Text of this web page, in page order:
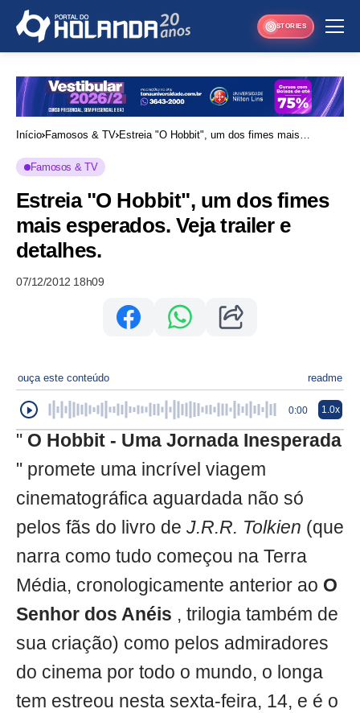
STORIES
Início Famosos & TV Estreia "O Hobbit", um dos fimes mais
Famosos & TV
Estreia "O Hobbit", um dos fimes
mais esperados. Veja trailer e
detalhes.
07/12/2012 18h09
ouça este conteúdo readme
0:00 1.0x
" O Hobbit - Uma Jornada Inesperada
" promete uma incrível viagem
cinematográfica aguardada não só
pelos fãs do livro de J.R.R. Tolkien (que
narra como tudo começou na Terra
Média, cronologicamente anterior ao O
Senhor dos Anéis , trilogia também de
sua criação) como pelos admiradores
do cinema por todo o mundo, o longa
tem estreou nesta sexta-feira, 14, e é o